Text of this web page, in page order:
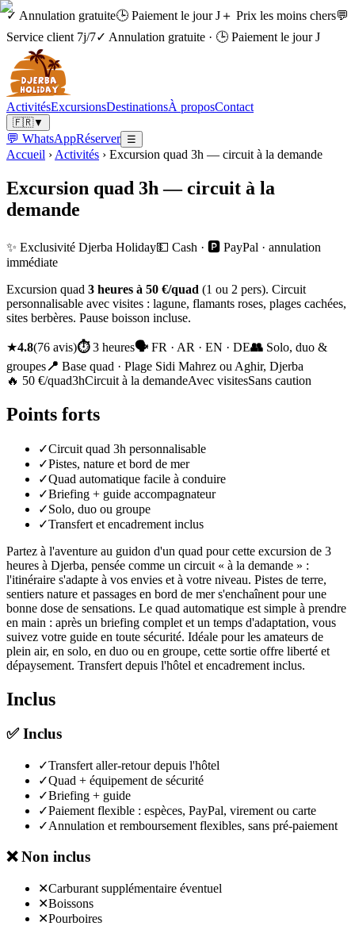
✓ Annulation gratuite🕒 Paiement le jour J＋ Prix les moins chers💬
Service client 7j/7✓ Annulation gratuite · 🕒 Paiement le jour J
ActivitésExcursionsDestinationsÀ proposContact
🇫🇷▼
💬 WhatsAppRéserver ☰
Accueil › Activités › Excursion quad 3h — circuit à la demande
Excursion quad 3h — circuit à la
demande
✨ Exclusivité Djerba Holiday💵 Cash · 🅿️ PayPal · annulation
immédiate
Excursion quad 3 heures à 50 €/quad (1 ou 2 pers). Circuit
personnalisable avec visites : lagune, flamants roses, plages cachées,
sites berbères. Pause boisson incluse.
★4.8(76 avis)⏱ 3 heures🗣 FR · AR · EN · DE👥 Solo, duo &
groupes📍 Base quad · Plage Sidi Mahrez ou Aghir, Djerba
🔥 50 €/quad3hCircuit à la demandeAvec visitesSans caution
Points forts
✓Circuit quad 3h personnalisable
✓Pistes, nature et bord de mer
✓Quad automatique facile à conduire
✓Briefing + guide accompagnateur
✓Solo, duo ou groupe
✓Transfert et encadrement inclus
Partez à l'aventure au guidon d'un quad pour cette excursion de 3
heures à Djerba, pensée comme un circuit « à la demande » :
l'itinéraire s'adapte à vos envies et à votre niveau. Pistes de terre,
sentiers nature et passages en bord de mer s'enchaînent pour une
bonne dose de sensations. Le quad automatique est simple à prendre
en main : après un briefing complet et un temps d'adaptation, vous
suivez votre guide en toute sécurité. Idéale pour les amateurs de
plein air, en solo, en duo ou en groupe, cette sortie offre liberté et
dépaysement. Transfert depuis l'hôtel et encadrement inclus.
Inclus
✅Inclus
✓Transfert aller-retour depuis l'hôtel
✓Quad + équipement de sécurité
✓Briefing + guide
✓Paiement flexible : espèces, PayPal, virement ou carte
✓Annulation et remboursement flexibles, sans pré-paiement
❌Non inclus
✕Carburant supplémentaire éventuel
✕Boissons
✕Pourboires